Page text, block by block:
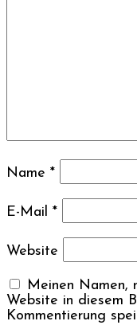
Name *
E-Mail *
Website
Meinen Namen,
Website in diesem
Kommentierung